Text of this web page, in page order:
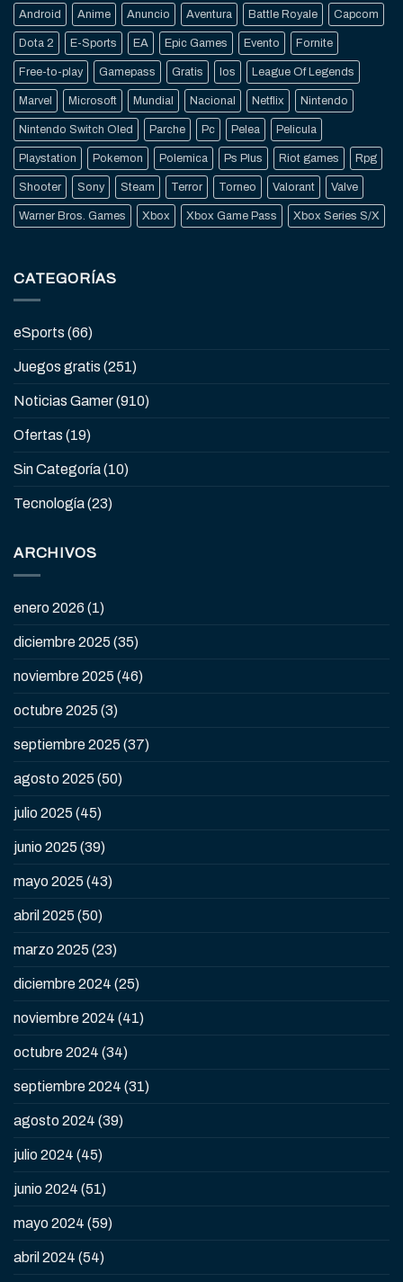
Android Anime Anuncio Aventura Battle Royale Capcom
Dota 2 E-Sports EA Epic Games Evento Fornite
Free-to-play Gamepass Gratis Ios League Of Legends
Marvel Microsoft Mundial Nacional Netflix Nintendo
Nintendo Switch Oled Parche Pc Pelea Pelicula
Playstation Pokemon Polemica Ps Plus Riot games Rpg
Shooter Sony Steam Terror Torneo Valorant Valve
Warner Bros. Games Xbox Xbox Game Pass Xbox Series S/X
CATEGORÍAS
eSports (66)
Juegos gratis (251)
Noticias Gamer(910)
Ofertas (19)
Sin Categoría(10)
Tecnología(23)
ARCHIVOS
enero 2026 (1)
diciembre 2025 (35)
noviembre 2025 (46)
octubre 2025 (3)
septiembre 2025 (37)
agosto 2025 (50)
julio 2025 (45)
junio 2025 (39)
mayo 2025 (43)
abril 2025 (50)
marzo 2025 (23)
diciembre 2024 (25)
noviembre 2024 (41)
octubre 2024 (34)
septiembre 2024 (31)
agosto 2024 (39)
julio 2024 (45)
junio 2024 (51)
mayo 2024 (59)
abril 2024 (54)